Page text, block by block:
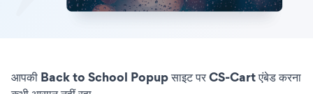
आपकी Back to School Popup साइट पर CS-Cart एंबेड करना